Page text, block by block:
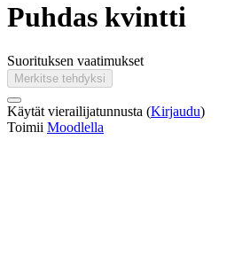
Puhdas kvintti
Suorituksen vaatimukset
Merkitse tehdyksi
Käytät vierailijatunnusta (Kirjaudu)
Toimii Moodlella